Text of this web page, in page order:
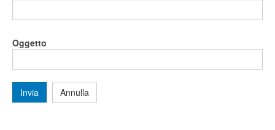
Oggetto
Invia Annulla